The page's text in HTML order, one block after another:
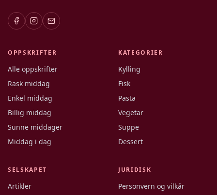
OPPSKRIFTER
Alle oppskrifter
Rask middag
Enkel middag
Billig middag
Sunne middager
Middag i dag
KATEGORIER
Kylling
Fisk
Pasta
Vegetar
Suppe
Dessert
SELSKAPET
Artikler
JURIDISK
Personvern og vilkår